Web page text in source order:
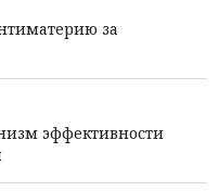
за
эффективности